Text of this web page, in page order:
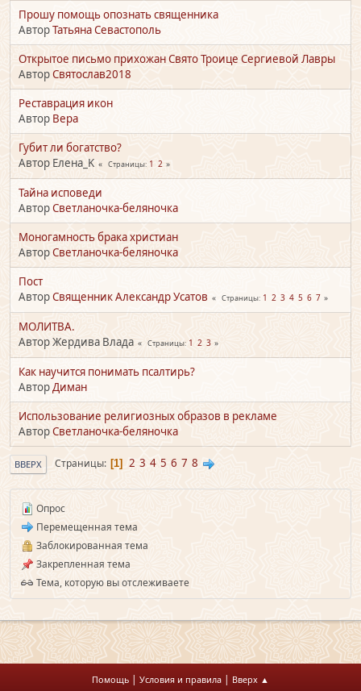
Прошу помощь опознать священника
АвторТатьяна Севастополь
Открытое письмо прихожан Свято Троице Сергиевой Лавры
АвторСвятослав2018
Реставрация икон
Автор Вера
Губит ли богатство?
Автор Елена_K
Страницы 1 2
Тайна исповеди
АвторСветланочка-беляночка
Моногамность брака христиан
АвторСветланочка-беляночка
Пост
АвторСвященник Александр Усатов Страницы 1 2 3 4 5 6 7
МОЛИТВА.
Автор Жердива Влада
Страницы 1 2 3
Как научится понимать псалтирь?
Автор Диман
Использование религиозных образов в рекламе
АвторСветланочка-беляночка
ВВЕРХ Страницы 1 2 3 4 5 6 7 8
Опрос
Перемещенная тема
Заблокированная тема
Закрепленная тема
Тема, которую вы отслеживаете
Помощь | Условия и правила | Вверх ▲